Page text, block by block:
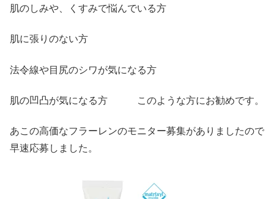
肌のしみや、くすみで悩んでいる方
肌に張りのない方
法令線や目尻のシワが気になる方
肌の凹凸が気になる方 このような方にお勧めです。
あこの高価なフラーレンのモニター募集がありましたので
早速応募しました。